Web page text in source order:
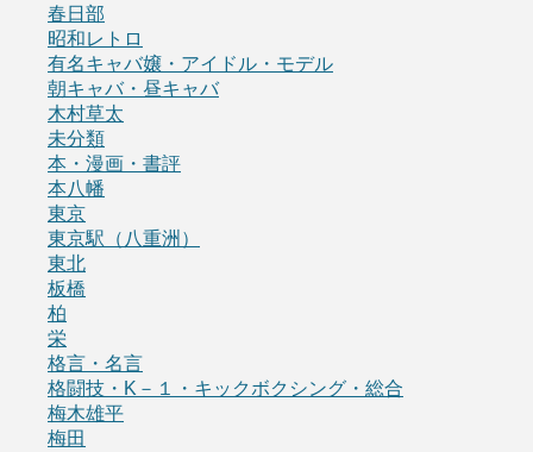
春日部
昭和レトロ
有名キャバ嬢・アイドル・モデル
朝キャバ・昼キャバ
木村草太
未分類
本・漫画・書評
本八幡
東京
東京駅（八重洲）
東北
板橋
柏
栄
格言・名言
格闘技・K－１・キックボクシング・総合
梅木雄平
梅田